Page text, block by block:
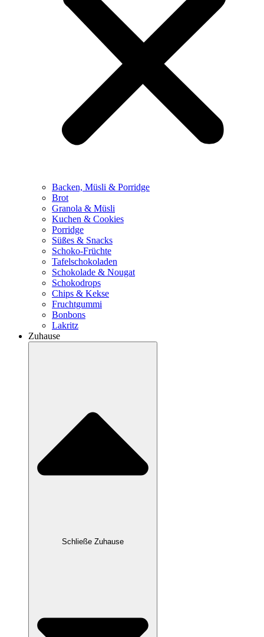
Backen, Müsli & Porridge
Brot
Granola & Müsli
Kuchen & Cookies
Porridge
Süßes & Snacks
Schoko-Früchte
Tafelschokoladen
Schokolade & Nougat
Schokodrops
Chips & Kekse
Fruchtgummi
Bonbons
Lakritz
Zuhause
Schließe Zuhause